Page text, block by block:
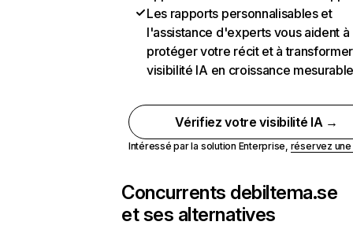
Les rapports personnalisables et
l'assistance d'experts vous aident à
protéger votre récit et à
visibilité IA en croissance
Vérifiez votre visibilité IA →
Intéressé par la solution Enterprise, réservez
Concurrents debiltema.se
et ses alternatives